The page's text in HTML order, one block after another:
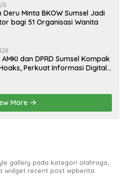
Deru Minta BKOW Sumsel Jadi
bagi 51 Organisasi Wanita
dan DPRD Sumsel Kompak
Perkuat Informasi Digital
More
gallery pada kategori olahraga,
widget recent post wpberita.